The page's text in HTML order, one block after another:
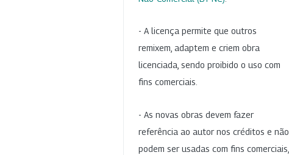
- A licença permite que outros
remixem, adaptem e criem obra
licenciada, sendo proibido o uso com
fins comerciais.
- As novas obras devem fazer
referência ao autor nos créditos e não
podem ser usadas com fins comerciais,